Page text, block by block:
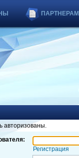
ПАРТНЕРАМ
авторизованы.
Регистрация